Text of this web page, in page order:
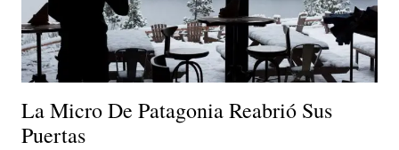
La Micro De Patagonia Reabrió Sus
Puertas